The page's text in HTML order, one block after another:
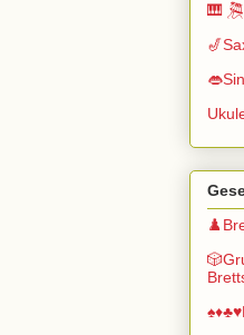
🎹 🎘